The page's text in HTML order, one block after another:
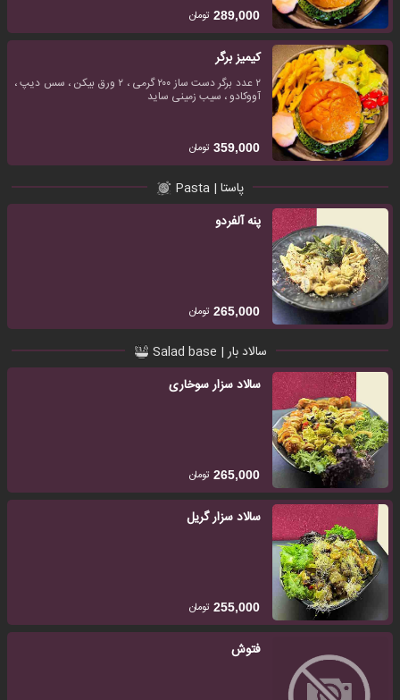
289,000 تومان
کیمیز برگر
۲ عدد برگر دست ساز ۲۰۰ گرمی ، ۲ ورق بیکن ، سس دیپ ،
آووکادو ، سیب زمینی ساید
359,000 تومان
پاستا | Pasta
پنه آلفردو
265,000 تومان
سالاد بار | Salad base
سالاد سزار سوخاری
265,000 تومان
سالاد سزار گریل
255,000 تومان
فتوش